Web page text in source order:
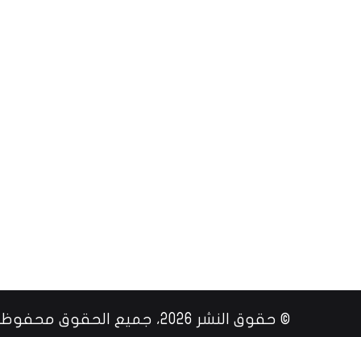
© حقوق النشر 2026، جميع الحقوق محفوظة |